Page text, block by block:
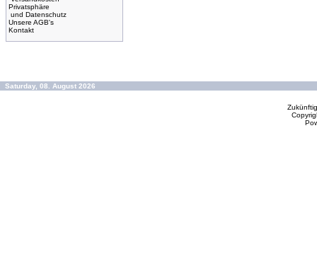
Privatsphäre
und Datenschutz
Unsere AGB's
Kontakt
Saturday, 08. August 2026